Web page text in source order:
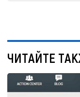
ЧИТАЙТЕ